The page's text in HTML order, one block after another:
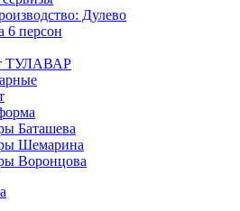
Дулево
6 персон
ТУЛАВАР
Баташева
Шемарина
Воронцова